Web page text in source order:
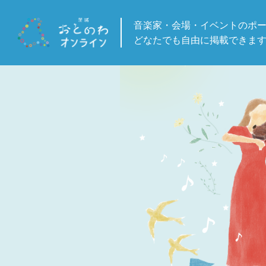
音楽家・会場・イベントのポ
どなたでも自由に掲載できます